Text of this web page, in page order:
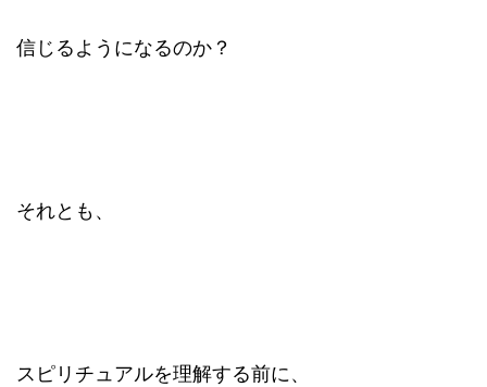
信じるようになるのか？
それとも、
スピリチュアルを理解する前に、